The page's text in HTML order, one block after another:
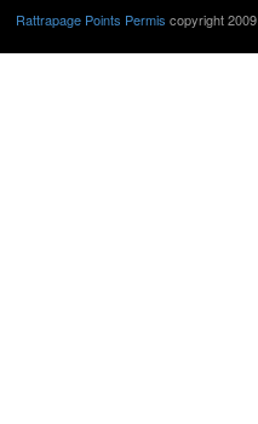
Rattrapage Points Permis copyright 2009